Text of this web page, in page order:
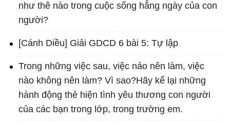
như thê nào trong cuộc sống hẳng ngày của con
người?
[Cánh Diều] Giải GDCD 6 bài 5: Tự lập
Trong những việc sau, việc nảo nên làm, việc
nào không nên làm? Vì sao?Hãy kể lại những
hành động thẻ hiện tình yêu thương con người
của các bạn trong lớp, trong trường em.